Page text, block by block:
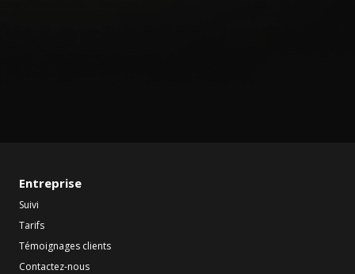
Entreprise
Suivi
Tarifs
Témoignages clients
Contactez-nous